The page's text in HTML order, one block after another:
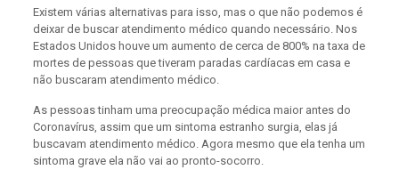
Existem várias alternativas para isso, mas o que não podemos é
deixar de buscar atendimento médico quando necessário. Nos
Estados Unidos houve um aumento de cerca de 800% na taxa de
mortes de pessoas que tiveram paradas cardíacas em casa e
não buscaram atendimento médico.
As pessoas tinham uma preocupação médica maior antes do
Coronavírus, assim que um sintoma estranho surgia, elas já
buscavam atendimento médico. Agora mesmo que ela tenha um
sintoma grave ela não vai ao pronto-socorro.